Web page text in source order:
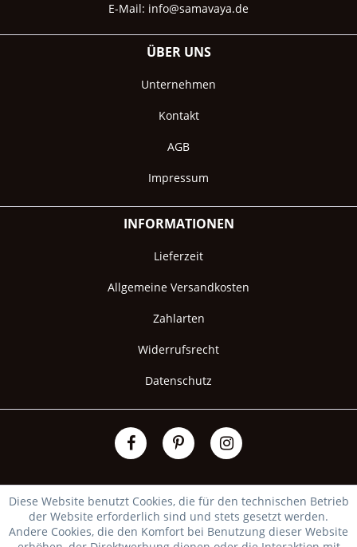
E-Mail: info@samavaya.de
ÜBER UNS
Unternehmen
Kontakt
AGB
Impressum
INFORMATIONEN
Lieferzeit
Allgemeine Versandkosten
Zahlarten
Widerrufsrecht
Datenschutz
Diese Website benutzt Cookies, die für den technischen Betrieb
der Website erforderlich sind und stets gesetzt werden.
Andere Cookies, die den Komfort bei Benutzung dieser Website